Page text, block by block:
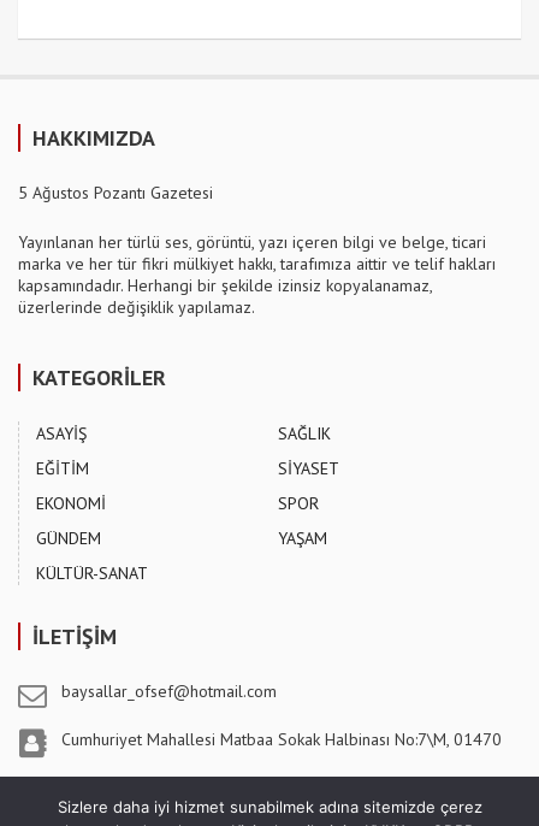
HAKKIMIZDA
5 Ağustos Pozantı Gazetesi
Yayınlanan her türlü ses, görüntü, yazı içeren bilgi ve belge, ticari
marka ve her tür fikri mülkiyet hakkı, tarafımıza aittir ve telif hakları
kapsamındadır. Herhangi bir şekilde izinsiz kopyalanamaz,
üzerlerinde değişiklik yapılamaz.
KATEGORİLER
ASAYİŞ
EĞİTİM
EKONOMİ
GÜNDEM
KÜLTÜR-SANAT
SAĞLIK
SİYASET
SPOR
YAŞAM
İLETİŞİM
baysallar_ofsef@hotmail.com
Cumhuriyet Mahallesi Matbaa Sokak Halbinası No:7\M, 01470
Sizlere daha iyi hizmet sunabilmek adına sitemizde çerez